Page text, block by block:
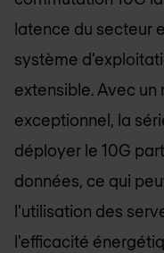
latence du secteur
système
extensible. Avec
exceptionnel, la
déployer le 10G
données, ce qui
l'utilisation des
l'efficacité